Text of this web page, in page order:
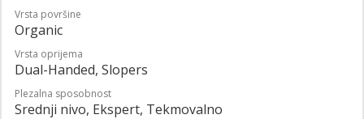
Vrsta površine
Organic
Vrsta oprijema
Dual-Handed, Slopers
Plezalna sposobnost
Srednji nivo, Ekspert, Tekmovalno